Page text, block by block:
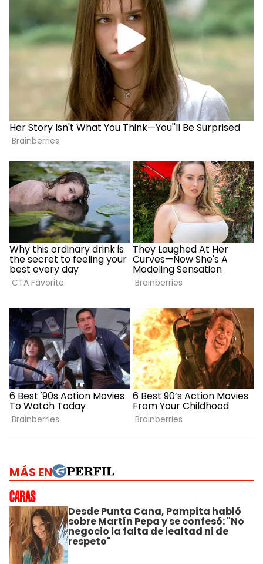
MÁS EN
Desde Punta Cana, Pampita habló
sobre Martín Pepa y se confesó: "No
negocio la falta de lealtad ni de
respeto"